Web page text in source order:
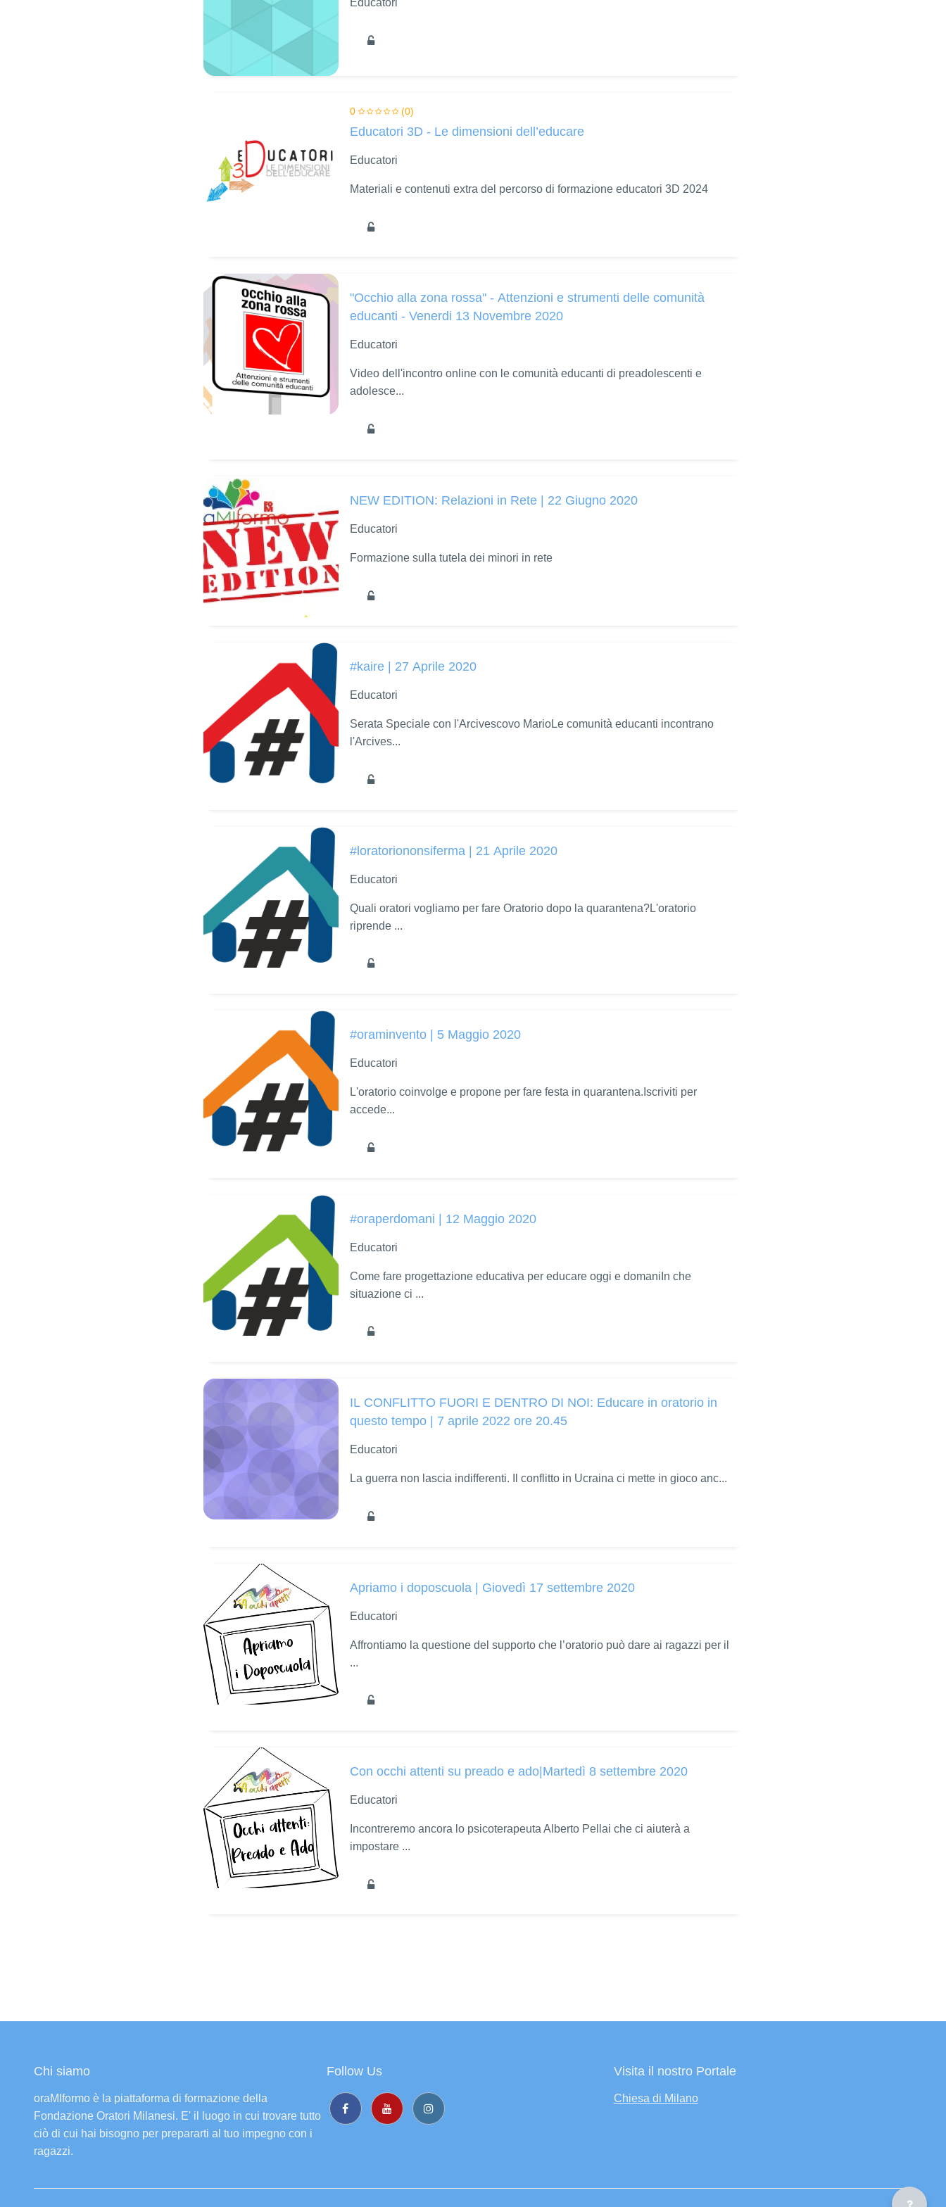
Educatori
0 (0)
Educatori 3D - Le dimensioni dell’educare
Educatori
Materiali e contenuti extra del percorso di formazione educatori 3D 2024
"Occhio alla zona rossa" - Attenzioni e strumenti delle comunità
educanti - Venerdi 13 Novembre 2020
Educatori
Video dell'incontro online con le comunità educanti di preadolescenti e
adolesce...
NEW EDITION: Relazioni in Rete | 22 Giugno 2020
Educatori
Formazione sulla tutela dei minori in rete
#kaire | 27 Aprile 2020
Educatori
Serata Speciale con l'Arcivescovo MarioLe comunità educanti incontrano
l'Arcives...
#loratoriononsiferma | 21 Aprile 2020
Educatori
Quali oratori vogliamo per fare Oratorio dopo la quarantena?L'oratorio
riprende ...
#oraminvento | 5 Maggio 2020
Educatori
L'oratorio coinvolge e propone per fare festa in quarantena.Iscriviti per
accede...
#oraperdomani | 12 Maggio 2020
Educatori
Come fare progettazione educativa per educare oggi e domaniIn che
situazione ci ...
IL CONFLITTO FUORI E DENTRO DI NOI: Educare in oratorio in
questo tempo | 7 aprile 2022 ore 20.45
Educatori
La guerra non lascia indifferenti. Il conflitto in Ucraina ci mette in gioco anc...
Apriamo i doposcuola | Giovedì 17 settembre 2020
Educatori
Affrontiamo la questione del supporto che l’oratorio può dare ai ragazzi per il
...
Con occhi attenti su preado e ado|Martedì 8 settembre 2020
Educatori
Incontreremo ancora lo psicoterapeuta Alberto Pellai che ci aiuterà a
impostare ...
Chi siamo
oraMIformo è la piattaforma di formazione della
Fondazione Oratori Milanesi. E' il luogo in cui trovare tutto
ciò di cui hai bisogno per prepararti al tuo impegno con i
ragazzi.
Follow Us Visita il nostro Portale
Chiesa di Milano